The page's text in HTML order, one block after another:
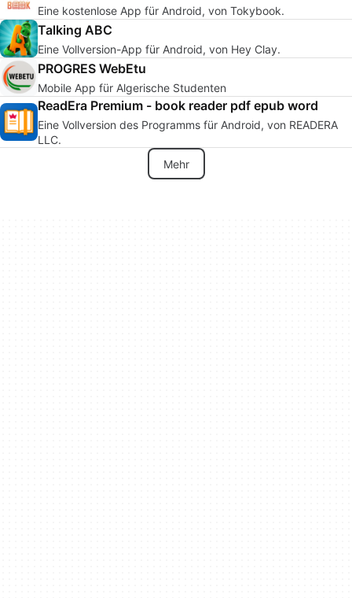
Eine kostenlose App für Android, von Tokybook.
Talking ABC
Eine Vollversion-App für Android, von Hey Clay.
PROGRES WebEtu
Mobile App für Algerische Studenten
ReadEra Premium - book reader pdf epub word
Eine Vollversion des Programms für Android, von READERA
LLC.
Mehr